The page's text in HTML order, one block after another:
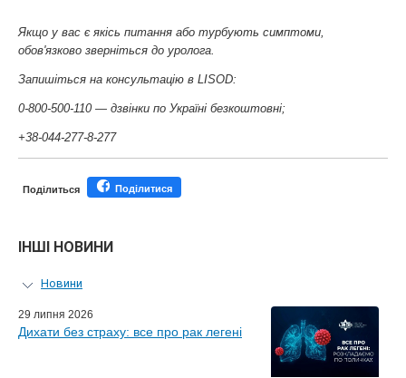
Якщо у вас є якісь питання або турбують симптоми,
обов'язково зверніться до уролога.
Запишіться на консультацію в LISOD:
0-800-500-110 — дзвінки по Україні безкоштовні;
+38-044-277-8-277
Поділиться Поділитися
ІНШІ НОВИНИ
Новини
Персональний гід
Майстер-класи для лікарів
29 липня 2026
Дихати без страху: все про рак легені